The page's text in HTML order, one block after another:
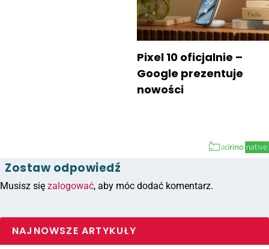
Pixel 10 oficjalnie –
Google prezentuje
nowości
Zostaw odpowiedź
Musisz się zalogować, aby móc dodać komentarz.
NAJNOWSZE ARTYKUŁY